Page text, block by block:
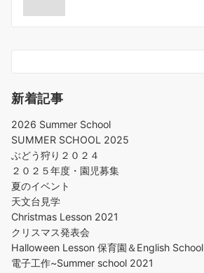
新着記事
2026 Summer School
SUMMER SCHOOL 2025
ぶどう狩り２０２４
２０２５年度・園児募集
夏のイベント
天文台見学
Christmas Lesson 2021
クリスマス発表会
Halloween Lesson 保育園＆English School
電子工作~Summer school 2021